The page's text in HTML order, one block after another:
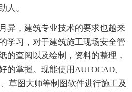
人。
异，建筑专业技术的要求也越来
学习，对于建筑施工现场安全管
的查阅以及绘制，资料的整理，
的掌握。现能使用AUTOCAD、
草图大师等制图软件进行施工及